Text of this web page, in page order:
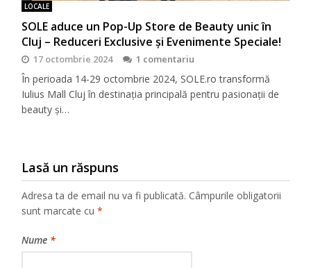
LOCALE
SOLE aduce un Pop-Up Store de Beauty unic în
Cluj – Reduceri Exclusive și Evenimente Speciale!
17 octombrie 2024 1 comentariu
În perioada 14-29 octombrie 2024, SOLE.ro transformă
Iulius Mall Cluj în destinația principală pentru pasionații de
beauty și…
Lasă un răspuns
Adresa ta de email nu va fi publicată. Câmpurile obligatorii
sunt marcate cu*
Nume *